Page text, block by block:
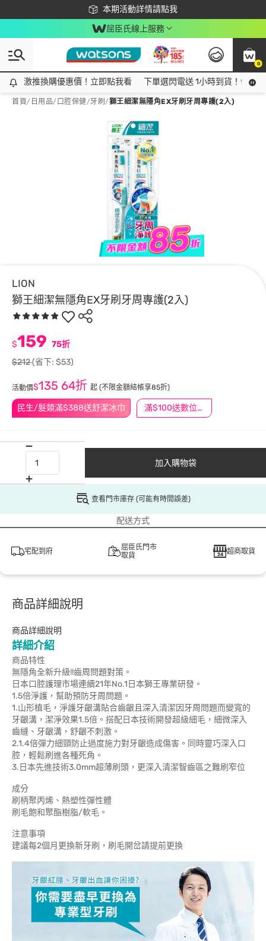
本期活動詳情請點我
下載app最高回饋$350
屈臣氏線上服務
0
激推換購優惠價！立即點我看
激推換購優惠價！立即點我看 下單選閃電送 1小時到貨！領神
首頁/ 日用品/ 口腔保健/牙刷 /獅王細潔無隱角EX牙刷牙周專護(2入)
LION
獅王細潔無隱角EX牙刷牙周專護(2入)
民生/髮類滿$388送舒潔冰巾 滿$100送數位印花
$159 75折
$212(省下: $53)
活動價$135 64折 起 (不限金額結帳享85折)
加入購物袋
查看門市庫存 (可能有時間誤差)
配送方式
宅配到府
屈臣氏門市
取貨
超商取貨
商品詳細說明
商品詳細說明
詳細介紹
商品特性
無隱角全新升級!!齒周問題對策。
日本口腔護理市場連續21年No.1日本獅王專業研發。
1.5倍淨護，幫助預防牙周問題。
1.山形植毛，淨護牙齦溝貼合齒齦且深入清潔因牙周問題而變寬的
牙齦溝，潔淨效果1.5倍。搭配日本技術開發超級細毛，細微深入
齒縫、牙齦溝，舒齦不刺激。
2.1.4倍彈力細頸防止過度施力對牙齦造成傷害。同時靈巧深入口
腔，輕鬆刷進各種死角。
3.日本先進技術3.0mm超薄刷頭，更深入清潔智齒區之難刷窄位
成分
刷柄聚丙烯、熱塑性彈性體
刷毛飽和聚酯樹脂/軟毛。
注意事項
建議每2個月更換新牙刷，刷毛開岔請提前更換